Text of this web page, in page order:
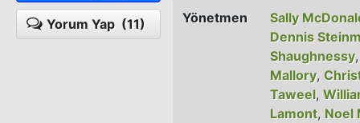
Yorum Yap (11) Yönetmen
Sally
Dennis
Shaughnessy
Mallory,
Taweel,
Lamont, Noel